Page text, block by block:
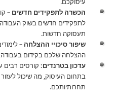
עיסוקכם.
הכשרה לתפקידים חדשים –
לתפקידים חדשים בשוק
תעסוקה חדשות.
שיפור סיכויי ההצלחה –
ההצלחה שלכם בקידום
עדכון בטרנדים:קורסים רבים
בתחום העיסוק, מה שיכול
תחרותיותכם.